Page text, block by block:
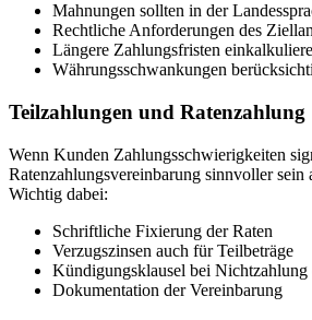
Mahnungen sollten in der
Rechtliche Anforderungen des
Längere Zahlungsfristen
Währungsschwankungen
Teilzahlungen und Ratenzahlung
Wenn Kunden Zahlungsschwierigkeiten
Ratenzahlungsvereinbarung sinnvoller sein
Wichtig dabei:
Schriftliche Fixierung der Raten
Verzugszinsen auch für Teilbeträge
Kündigungsklausel bei Nichtzahlung
Dokumentation der Vereinbarung